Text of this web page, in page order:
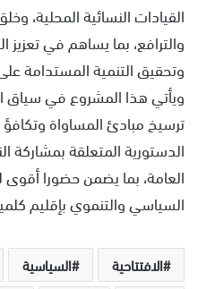
القيادات النسائية المحلية،
والترافع، بما يساهم في تعزيز
وتحقيق التنمية المستدامة
ويأتي هذا المشروع في سياق
ترسيخ مبادئ المساواة
الدستورية المتعلقة
العامة، بما يضمن حضورا
السياسي والتنموي بإقليم
الافتتاحية السياسية